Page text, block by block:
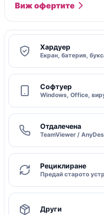
Виж офертите
Хардуер
Екран, батерия,
Софтуер
Windows, Office,
Отдалечена
TeamViewer /
Рециклиране
Предай старото
Други